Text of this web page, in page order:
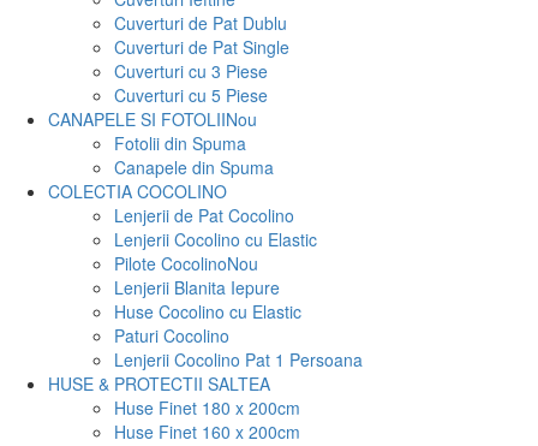
Cuverturi de Pat Dublu
Cuverturi de Pat Single
Cuverturi cu 3 Piese
Cuverturi cu 5 Piese
CANAPELE SI FOTOLIINou
Fotolii din Spuma
Canapele din Spuma
COLECTIA COCOLINO
Lenjerii de Pat Cocolino
Lenjerii Cocolino cu Elastic
Pilote CocolinoNou
Lenjerii Blanita Iepure
Huse Cocolino cu Elastic
Paturi Cocolino
Lenjerii Cocolino Pat 1 Persoana
HUSE & PROTECTII SALTEA
Huse Finet 180 x 200cm
Huse Finet 160 x 200cm